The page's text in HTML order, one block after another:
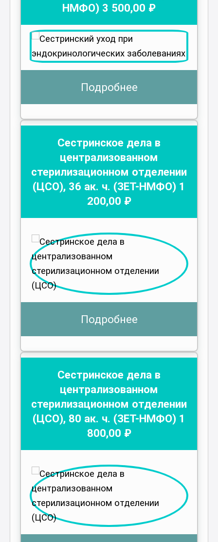
НМФО) 3 500,00 ₽
Подробнее
Сестринское дела в
централизованном
стерилизационном отделении
(ЦСО), 36 ак. ч. (ЗЕТ-НМФО) 1
200,00 ₽
Подробнее
Сестринское дела в
централизованном
стерилизационном отделении
(ЦСО), 80 ак. ч. (ЗЕТ-НМФО) 1
800,00 ₽